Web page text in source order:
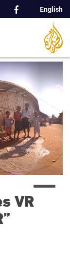
تجاوز
إلى
الرئيسي
English
شبكة
الإعلامية
شبكة
عالمية
VR